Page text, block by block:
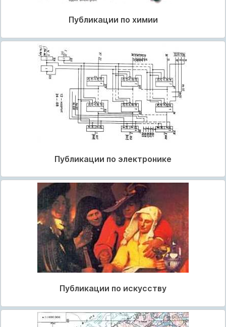
Публикации по химии
Публикации по электронике
Публикации по искусству